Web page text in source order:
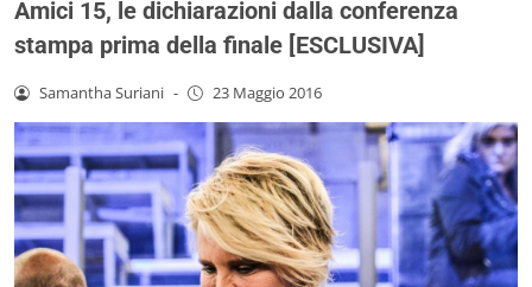
Amici 15, le dichiarazioni dalla conferenza
stampa prima della finale [ESCLUSIVA]
Samantha Suriani - 23 Maggio 2016